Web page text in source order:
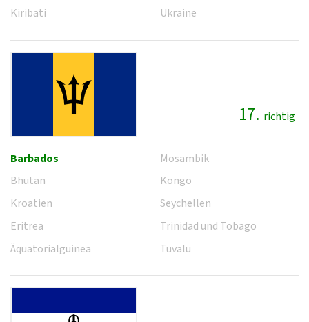
Kiribati Ukraine
17. richtig
Barbados
Bhutan
Kroatien
Eritrea
Äquatorialguinea
Mosambik
Kongo
Seychellen
Trinidad und Tobago
Tuvalu